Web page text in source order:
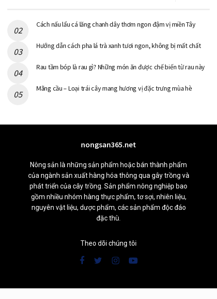
Cách nấu lẩu cá lăng chanh dây thơm ngon đậm vị miền Tây
Hướng dẫn cách pha lá trà xanh tươi ngon, không bị mất chất
Rau tầm bóp là rau gì? Những món ăn được chế biến từ rau này
Mãng cầu – Loại trái cây mang hương vị đặc trưng mùa hè
nongsan365.net
Nông sản là những sản phẩm hoặc bán thành phẩm
của ngành sản xuất hàng hóa thông qua gây trồng và
phát triển của cây trồng. Sản phẩm nông nghiệp bao
gồm nhiều nhóm hàng thực phẩm, tơ sợi, nhiên liệu,
nguyên vật liệu, dược phẩm, các sản phẩm độc đáo
đặc thù.
Theo dõi chúng tôi